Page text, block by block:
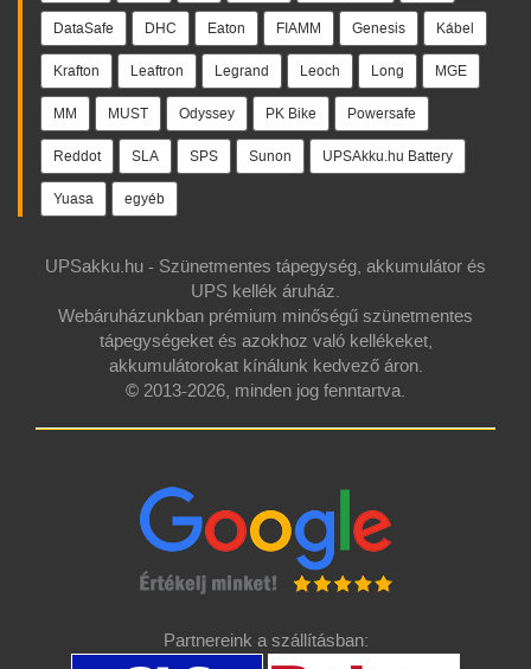
DataSafe DHC Eaton FIAMM Genesis Kábel
Krafton Leaftron Legrand Leoch Long MGE
MM MUST Odyssey PK Bike Powersafe
Reddot SLA SPS Sunon UPSAkku.hu Battery
Yuasa egyéb
UPSakku.hu - Szünetmentes tápegység, akkumulátor és
UPS kellék áruház.
Webáruházunkban prémium minőségű szünetmentes
tápegységeket és azokhoz való kellékeket,
akkumulátorokat kínálunk kedvező áron.
© 2013-2026, minden jog fenntartva.
Partnereink a szállításban: